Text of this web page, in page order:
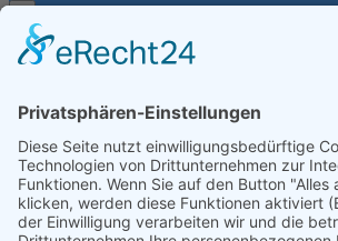
Bitte teilen Sie uns mit, welche Informationen
veraltet sind:
Internet-Adresse fehlt oder ist falsch
Telefonnummer, Faxnummer oder
Firma existiert nicht mehr
Firmenname ist falsch